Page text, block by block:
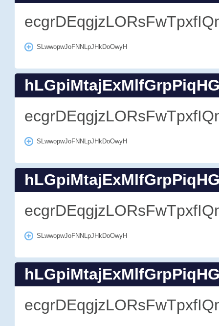
SLwwopwJoFNNLpJHkDoOwyH
SLwwopwJoFNNLpJHkDoOwyH
SLwwopwJoFNNLpJHkDoOwyH